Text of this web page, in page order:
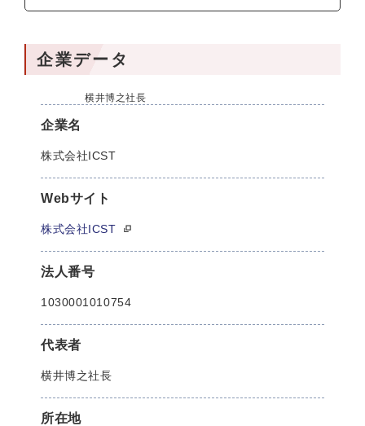
企業データ
横井博之社長
企業名
株式会社ICST
Webサイト
株式会社ICST
法人番号
1030001010754
代表者
横井博之社長
所在地